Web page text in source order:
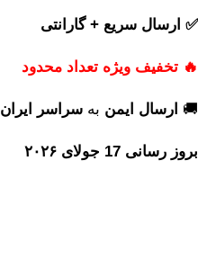
✅ ارسال سریع + گارانتی
🔥 تخفیف ویژه تعداد محدود
🚚 ارسال ایمن به سراسر ایران
بروز رسانی 17 جولای ۲۰۲۶